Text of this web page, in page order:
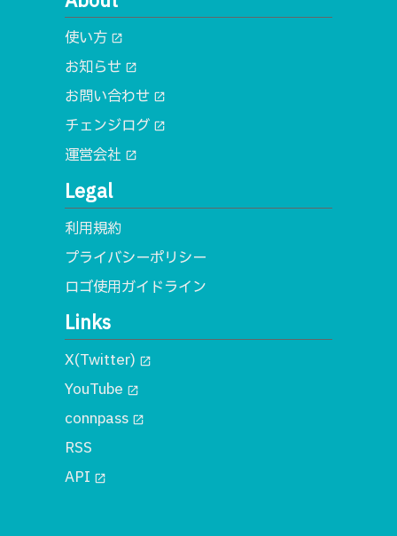
使い方 open_in_new
お知らせ open_in_new
お問い合わせ open_in_new
チェンジログ open_in_new
運営会社 open_in_new
Legal
利用規約
プライバシーポリシー
ロゴ使用ガイドライン
Links
X(Twitter) open_in_new
YouTube open_in_new
connpass open_in_new
RSS
API open_in_new